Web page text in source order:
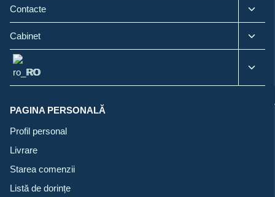
Contacte
child
menu
Cabinet
child
RO
menu
PAGINA PERSONALĂ
Profil personal
Livrare
Starea comenzii
Listă de dorințe